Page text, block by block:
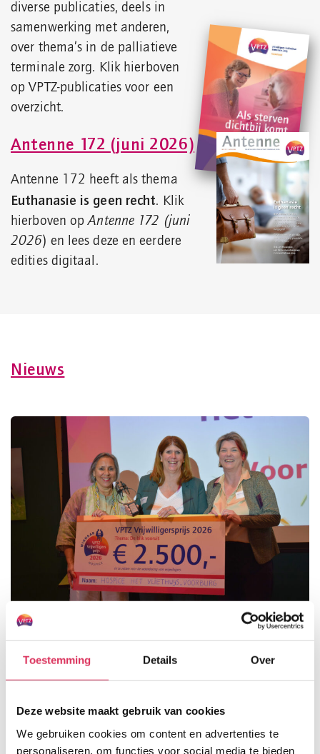
Toestemming Details Over
Deze website maakt gebruik van cookies
We gebruiken cookies om content en advertenties te
personaliseren, om functies voor social media te bieden
diverse publicaties, deels in
samenwerking met anderen,
over thema’s in de palliatieve
terminale zorg. Klik hierboven
op VPTZ-publicaties voor een
overzicht.
Antenne 172 (juni 2026)
Antenne 172 heeft als thema
Euthanasie is geen recht. Klik
hierboven opAntenne 172 (juni
2026) en lees deze en eerdere
edities digitaal.
Nieuws
Hospice Het Vliethuys wint VPTZ
Veluwe de VPTZ Vrijwilligersprijs 2026 uitgereikt